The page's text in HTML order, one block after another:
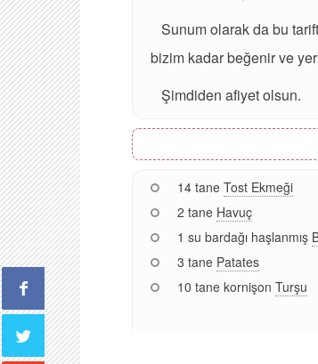
Sunum olarak da bu
bizim kadar beğenir ve
Şimdiden afiyet olsun.
14 tane Tost Ekmeği
2 tane Havuç
1 su bardağı haşlanmış
3 tane Patates
10 tane kornişon Turşu